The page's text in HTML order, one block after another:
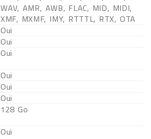
WAV, AMR, AWB, FLAC, MID, MIDI,
XMF, MXMF, IMY, RTTTL, RTX, OTA
Oui
Oui
Oui
Oui
Oui
Oui
128 Go
Oui